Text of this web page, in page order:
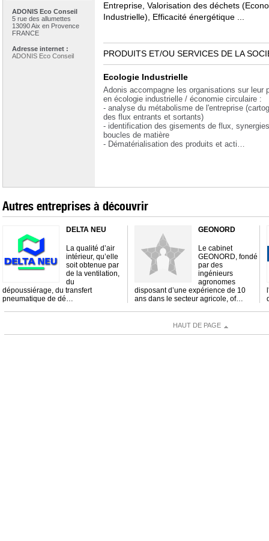
ADONIS Eco Conseil
5 rue des allumettes
13090 Aix en Provence
FRANCE
Adresse internet :
ADONIS Eco Conseil
Entreprise, Valorisation des déchets
Industrielle), Efficacité énergétique ...
PRODUITS ET/OU SERVICES DE LA
Ecologie Industrielle
Adonis accompagne les organisations sur leur
en écologie industrielle / économie circulaire :
- analyse du métabolisme de l'entreprise
des flux entrants et sortants)
- identification des gisements de flux,
boucles de matière
- Dématérialisation des produits et acti…
Autres entreprises à découvrir
DELTA NEU
La qualité d’air
intérieur, qu’elle
soit obtenue par
de la ventilation,
du
dépoussiérage, du transfert
pneumatique de dé…
GEONORD
Le cabinet
GEONORD, fondé
par des
ingénieurs
agronomes
disposant d’une expérience de 10
ans dans le secteur agricole, of…
HAUT DE PAGE